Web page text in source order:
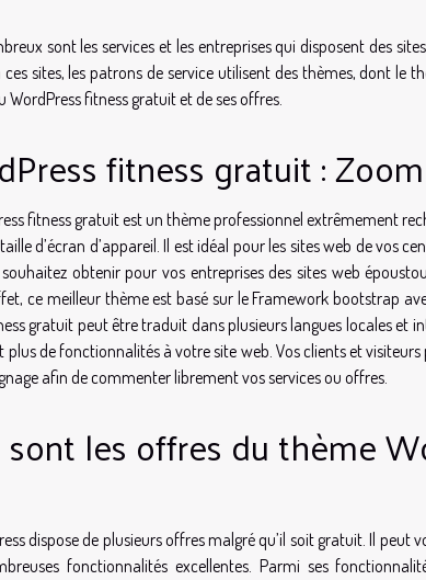
sont les services et les entreprises qui disposent des
sites, les patrons de service utilisent des thèmes, dont le
WordPress fitness gratuit et de ses offres.
fitness gratuit :
fitness gratuit est un thème professionnel extrêmement
d’écran d’appareil. Il est idéal pour les sites web de vos
souhaitez obtenir pour vos entreprises des sites web
ce meilleur thème est basé sur le Framework bootstrap
gratuit peut être traduit dans plusieurs langues locales et
plus de fonctionnalités à votre site web. Vos clients et
afin de commenter librement vos services ou offres.
les offres du thème
dispose de plusieurs offres malgré qu’il soit gratuit. Il peut
fonctionnalités excellentes. Parmi ses